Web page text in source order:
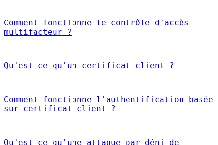
Comment fonctionne le contrôle d'accès
multifacteur ?
Qu'est-ce qu'un certificat client ?
Comment fonctionne l'authentification basée
sur certificat client ?
Qu'est-ce qu'une attaque par déni de